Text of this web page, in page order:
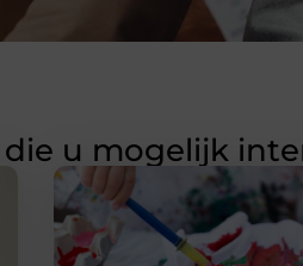
die u mogelijk